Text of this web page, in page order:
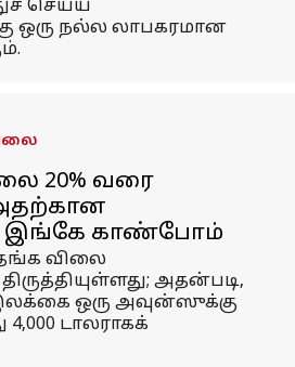
செய்ய
ஒரு நல்ல லாபகரமான
20% வரை
அதற்கான
காண்போம்
தங்க விலை
அதன்படி,
ஒரு அவுன்ஸுக்கு
4,000 டாலராகக்